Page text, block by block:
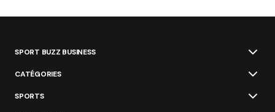
SPORT BUZZ BUSINESS
CATÉGORIES
SPORTS